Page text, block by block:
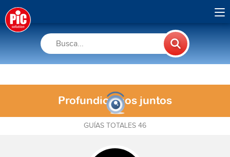
Profundicemos juntos
GUÍAS TOTALES 46